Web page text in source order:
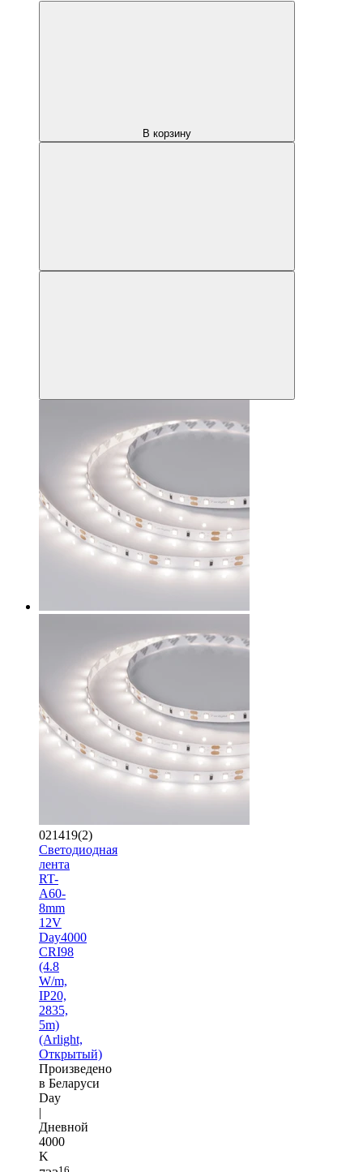
В корзину
021419(2)
Светодиодная
лента
RT-
A60-
8mm
12V
Day4000
CRI98
(4.8
W/m,
IP20,
2835,
5m)
(Arlight,
Открытый)
Произведено
в Беларуси
Day
|
Дневной
4000
K